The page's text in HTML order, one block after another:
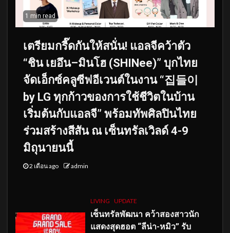
1 min read
เตรียมกรี๊ดกันให้สนั่น! แอลจีคว้าตัว
“ชิน เยอึน–มินโฮ (SHINee)” บุกไทย
จัดเอ็กซ์คลูซีฟอีเวนต์ในงาน “집들이
by LG ทุกก้าวของการใช้ชีวิตในบ้าน
เริ่มต้นกับแอลจี” พร้อมทัพศิลปินไทย
ร่วมสร้างสีสัน ณ เซ็นทรัลเวิลด์ 4-9
มิถุนายนนี้
2 เดือน ago admin
LIVING UPDATE
เซ็นทรัลพัฒนา คว้าสองสาวนัก
แสดงสุดฮอต “ลีน่า-หมิว” รับ